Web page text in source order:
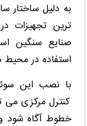
به دلیل ساختار
ترین تجهیزات
صنایع سنگین
استفاده در
با نصب این
کنترل مرکزی
خطوط آگاه شود و